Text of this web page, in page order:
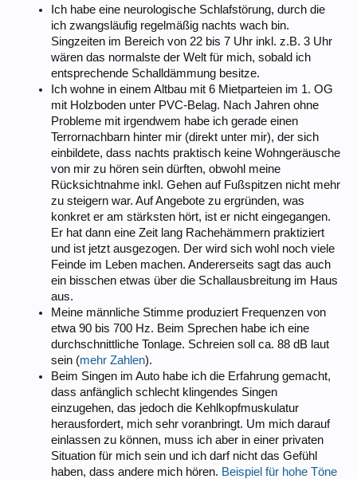
Ich habe eine neurologische Schlafstörung, durch die
ich zwangsläufig regelmäßig nachts wach bin.
Singzeiten im Bereich von 22 bis 7 Uhr inkl. z.B. 3 Uhr
wären das normalste der Welt für mich, sobald ich
entsprechende Schalldämmung besitze.
Ich wohne in einem Altbau mit 6 Mietparteien im 1. OG
mit Holzboden unter PVC-Belag. Nach Jahren ohne
Probleme mit irgendwem habe ich gerade einen
Terrornachbarn hinter mir (direkt unter mir), der sich
einbildete, dass nachts praktisch keine Wohngeräusche
von mir zu hören sein dürften, obwohl meine
Rücksichtnahme inkl. Gehen auf Fußspitzen nicht mehr
zu steigern war. Auf Angebote zu ergründen, was
konkret er am stärksten hört, ist er nicht eingegangen.
Er hat dann eine Zeit lang Rachehämmern praktiziert
und ist jetzt ausgezogen. Der wird sich wohl noch viele
Feinde im Leben machen. Andererseits sagt das auch
ein bisschen etwas über die Schallausbreitung im Haus
aus.
Meine männliche Stimme produziert Frequenzen von
etwa 90 bis 700 Hz. Beim Sprechen habe ich eine
durchschnittliche Tonlage. Schreien soll ca. 88 dB laut
sein (mehr Zahlen).
Beim Singen im Auto habe ich die Erfahrung gemacht,
dass anfänglich schlecht klingendes Singen
einzugehen, das jedoch die Kehlkopfmuskulatur
herausfordert, mich sehr voranbringt. Um mich darauf
einlassen zu können, muss ich aber in einer privaten
Situation für mich sein und ich darf nicht das Gefühl
haben, dass andere mich hören. Beispiel für hohe Töne